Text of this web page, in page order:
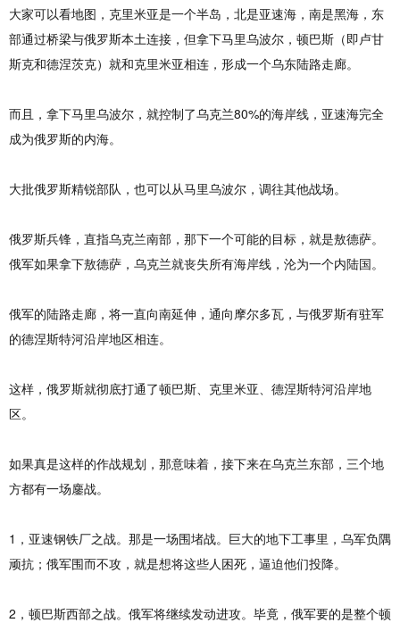
大家可以看地图，克里米亚是一个半岛，北是亚速海，南是黑海，东
部通过桥梁与俄罗斯本土连接，但拿下马里乌波尔，顿巴斯（即卢甘
斯克和德涅茨克）就和克里米亚相连，形成一个乌东陆路走廊。
而且，拿下马里乌波尔，就控制了乌克兰80%的海岸线，亚速海完全
成为俄罗斯的内海。
大批俄罗斯精锐部队，也可以从马里乌波尔，调往其他战场。
俄罗斯兵锋，直指乌克兰南部，那下一个可能的目标，就是敖德萨。
俄军如果拿下敖德萨，乌克兰就丧失所有海岸线，沦为一个内陆国。
俄军的陆路走廊，将一直向南延伸，通向摩尔多瓦，与俄罗斯有驻军
的德涅斯特河沿岸地区相连。
这样，俄罗斯就彻底打通了顿巴斯、克里米亚、德涅斯特河沿岸地
区。
如果真是这样的作战规划，那意味着，接下来在乌克兰东部，三个地
方都有一场鏖战。
1，亚速钢铁厂之战。那是一场围堵战。巨大的地下工事里，乌军负隅
顽抗；俄军围而不攻，就是想将这些人困死，逼迫他们投降。
2，顿巴斯西部之战。俄军将继续发动进攻。毕竟，俄军要的是整个顿